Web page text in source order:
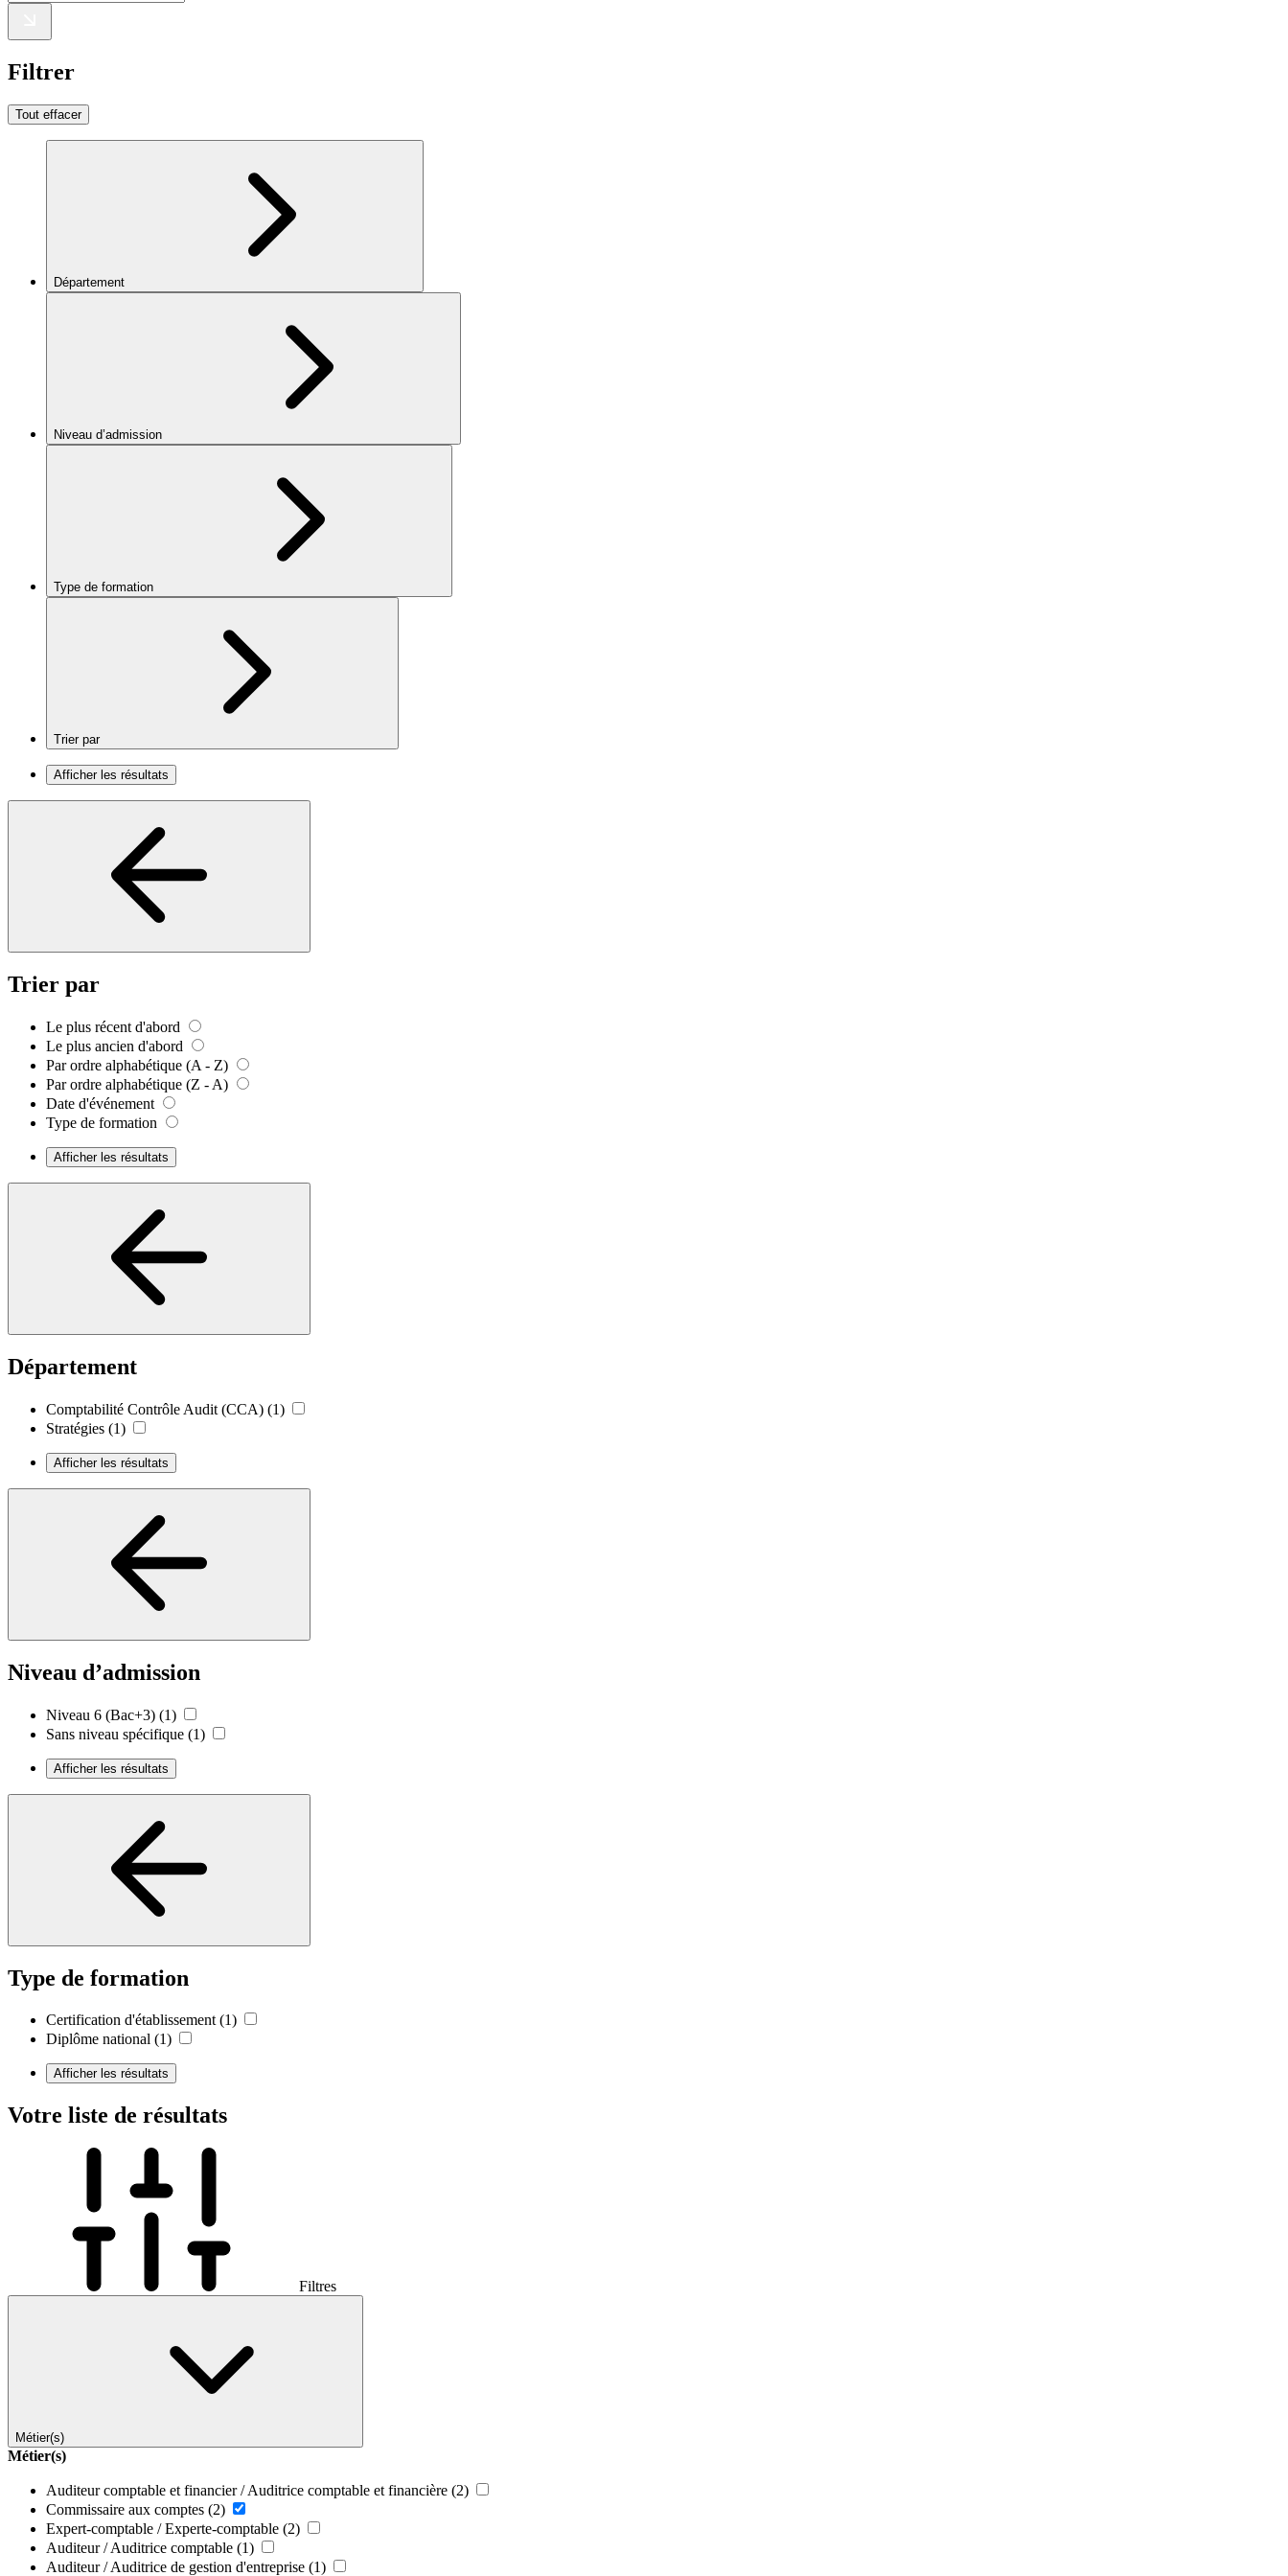
Filtrer
Tout effacer
Département
Niveau d’admission
Type de formation
Trier par
Afficher les résultats
Trier par
Le plus récent d'abord
Le plus ancien d'abord
Par ordre alphabétique (A - Z)
Par ordre alphabétique (Z - A)
Date d'événement
Type de formation
Afficher les résultats
Département
Comptabilité Contrôle Audit (CCA) (1)
Stratégies (1)
Afficher les résultats
Niveau d’admission
Niveau 6 (Bac+3) (1)
Sans niveau spécifique (1)
Afficher les résultats
Type de formation
Certification d'établissement (1)
Diplôme national (1)
Afficher les résultats
Votre liste de résultats
Filtres
Métier(s)
Métier(s)
Auditeur comptable et financier / Auditrice comptable et financière (2)
Commissaire aux comptes (2)
Expert-comptable / Experte-comptable (2)
Auditeur / Auditrice comptable (1)
Auditeur / Auditrice de gestion d'entreprise (1)